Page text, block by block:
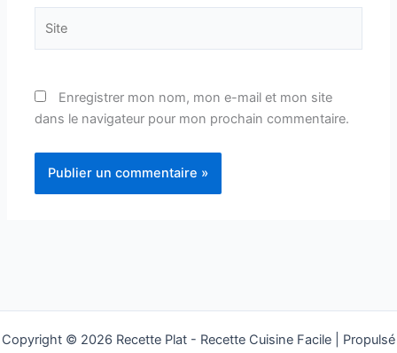
Enregistrer mon nom, mon e-mail et mon site
dans le navigateur pour mon prochain commentaire.
Copyright © 2026 Recette Plat - Recette Cuisine Facile | Propulsé